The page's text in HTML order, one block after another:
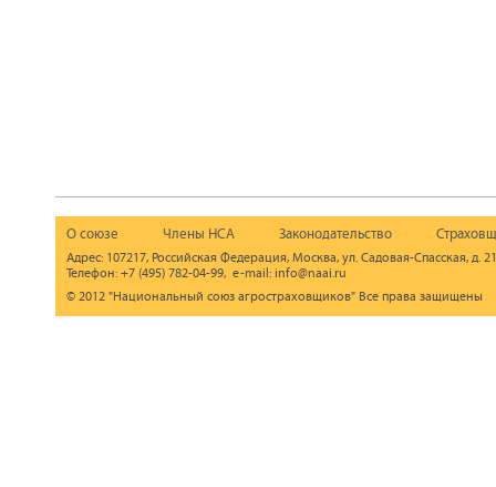
О союзе Члены НСА Законодательство
Адрес: 107217, Российская Федерация, Москва, ул. Садовая-Спасская, д.
Телефон: +7 (495) 782-04-99, e-mail: info@naai.ru
© 2012 "Национальный союз агростраховщиков" Все права защищены